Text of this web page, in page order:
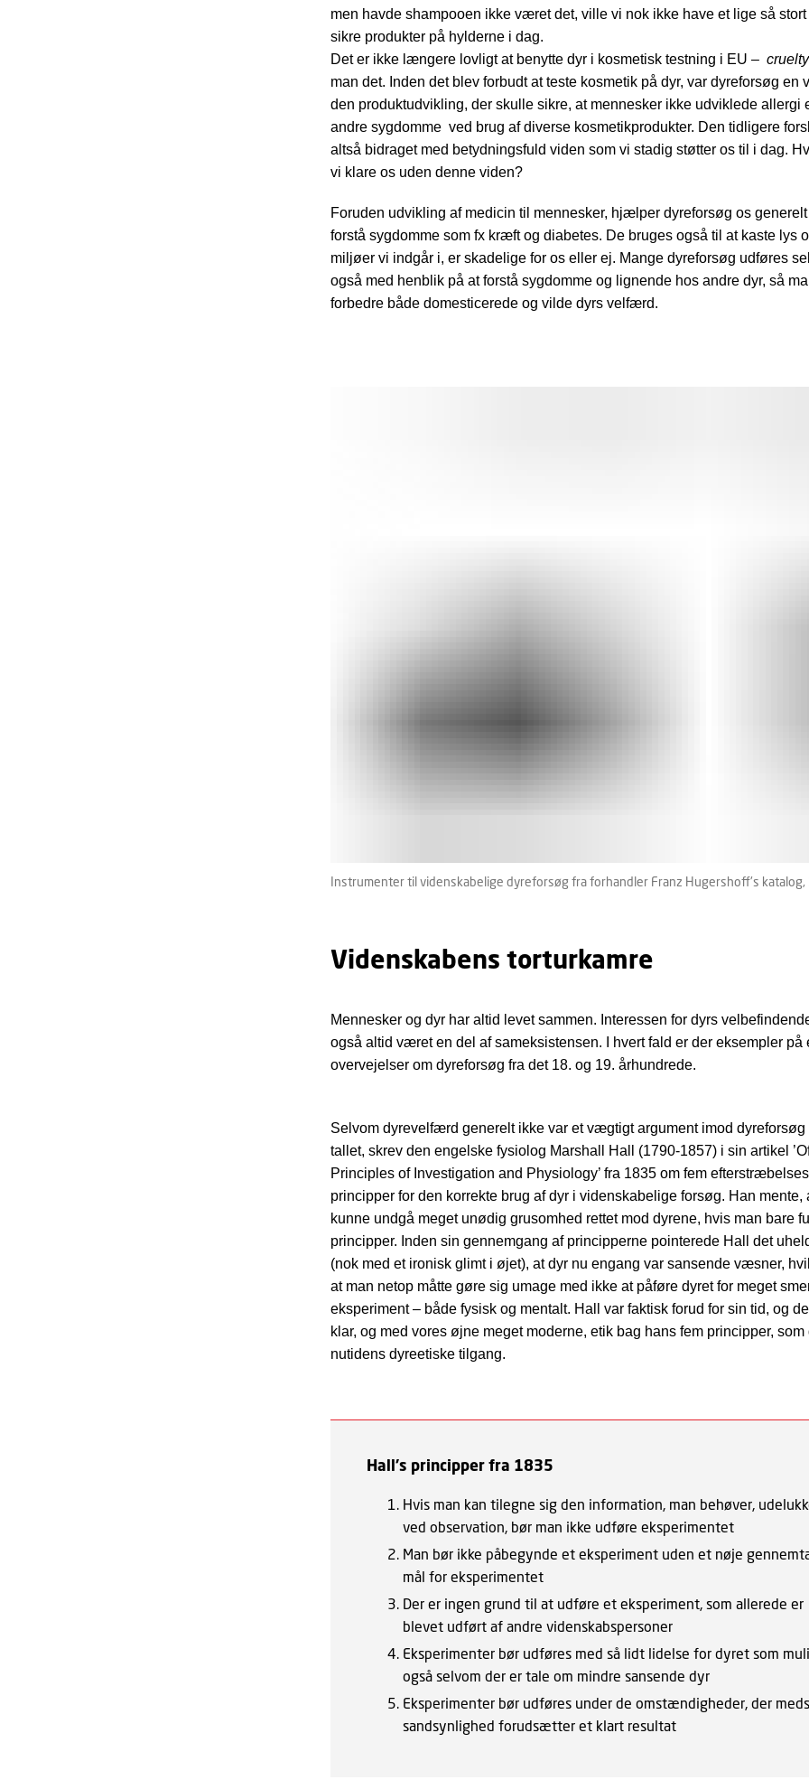
men havde shampooen ikke været det, ville vi nok ikke have et lige så
sikre produkter på hylderne i dag.
Det er ikke længere lovligt at benytte dyr i kosmetisk testning i EU –
man det. Inden det blev forbudt at teste kosmetik på dyr, var dyreforsøg en
den produktudvikling, der skulle sikre, at mennesker ikke udviklede allergi
andre sygdomme ved brug af diverse kosmetikprodukter. Den tidligere
altså bidraget med betydningsfuld viden som vi stadig støtter os til i dag.
vi klare os uden denne viden?
Foruden udvikling af medicin til mennesker, hjælper dyreforsøg os
forstå sygdomme som fx kræft og diabetes. De bruges også til at kaste lys
miljøer vi indgår i, er skadelige for os eller ej. Mange dyreforsøg udføres
også med henblik på at forstå sygdomme og lignende hos andre dyr, så
forbedre både domesticerede og vilde dyrs velfærd.
Instrumenter til videnskabelige dyreforsøg fra forhandler Franz Hugershoff's katalog,
Videnskabens torturkamre
Mennesker og dyr har altid levet sammen. Interessen for dyrs
også altid været en del af sameksistensen. I hvert fald er der eksempler på
overvejelser om dyreforsøg fra det 18. og 19. århundrede.
Selvom dyrevelfærd generelt ikke var et vægtigt argument imod dyreforsøg
tallet, skrev den engelske fysiolog Marshall Hall (1790-1857) i sin artikel
Principles of Investigation and Physiology’ fra 1835 om fem
principper for den korrekte brug af dyr i videnskabelige forsøg. Han mente,
kunne undgå meget unødig grusomhed rettet mod dyrene, hvis man bare
principper. Inden sin gennemgang af principperne pointerede Hall det
(nok med et ironisk glimt i øjet), at dyr nu engang var sansende væsner,
at man netop måtte gøre sig umage med ikke at påføre dyret for meget
eksperiment – både fysisk og mentalt. Hall var faktisk forud for sin tid, og
klar, og med vores øjne meget moderne, etik bag hans fem principper, som
nutidens dyreetiske tilgang.
Hall's principper fra 1835
Hvis man kan tilegne sig den information, man behøver,
ved observation, bør man ikke udføre eksperimentet
Man bør ikke påbegynde et eksperiment uden et nøje
mål for eksperimentet
Der er ingen grund til at udføre et eksperiment, som allerede er
blevet udført af andre videnskabspersoner
Eksperimenter bør udføres med så lidt lidelse for dyret som
også selvom der er tale om mindre sansende dyr
Eksperimenter bør udføres under de omstændigheder, der
sandsynlighed forudsætter et klart resultat